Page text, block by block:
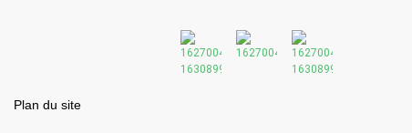
Plan du site